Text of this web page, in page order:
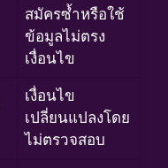
สมัครซ้ำหรือใช้
ข้อมูลไม่ตรง
เงื่อนไข
เงื่อนไข
เปลี่ยนแปลงโดย
ไม่ตรวจสอบ